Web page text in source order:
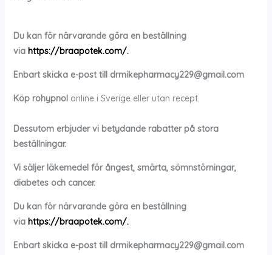
Du kan för närvarande göra en beställning
via https://braapotek.com/.
Enbart skicka e-post till drmikepharmacy229@gmail.com
Köp rohypnolonline i Sverige eller utan recept.
Dessutom erbjuder vi betydande rabatter på stora
beställningar.
Vi säljer läkemedel för ångest, smärta, sömnstörningar,
diabetes och cancer.
Du kan för närvarande göra en beställning
via https://braapotek.com/.
Enbart skicka e-post till drmikepharmacy229@gmail.com